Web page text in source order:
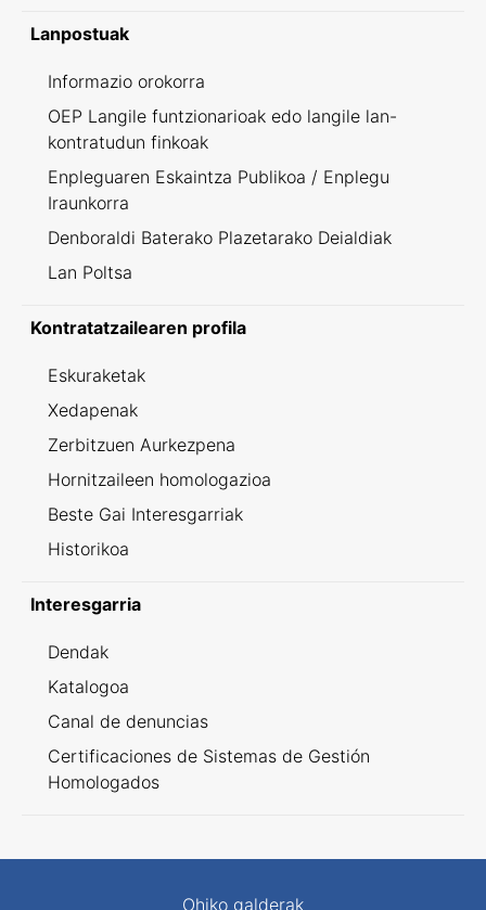
Lanpostuak
Informazio orokorra
OEP Langile funtzionarioak edo langile lan-
kontratudun finkoak
Enpleguaren Eskaintza Publikoa / Enplegu
Iraunkorra
Denboraldi Baterako Plazetarako Deialdiak
Lan Poltsa
Kontratatzailearen profila
Eskuraketak
Xedapenak
Zerbitzuen Aurkezpena
Hornitzaileen homologazioa
Beste Gai Interesgarriak
Historikoa
Interesgarria
Dendak
Katalogoa
Canal de denuncias
Certificaciones de Sistemas de Gestión
Homologados
Ohiko galderak